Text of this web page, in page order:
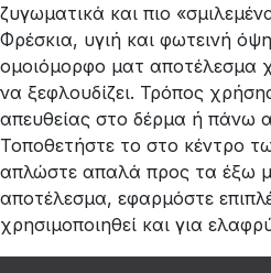
ζυγωματικά και πιο
Φρέσκια, υγιή και φωτεινή
ομοιόμορφο ματ αποτέλεσμα
να ξεφλουδίζει. Τρόπος
απευθείας στο δέρμα ή πάνω
Τοποθετήστε το στο κέντρο
απλώστε απαλά προς τα έξω
αποτέλεσμα, εφαρμόστε
χρησιμοποιηθεί και για